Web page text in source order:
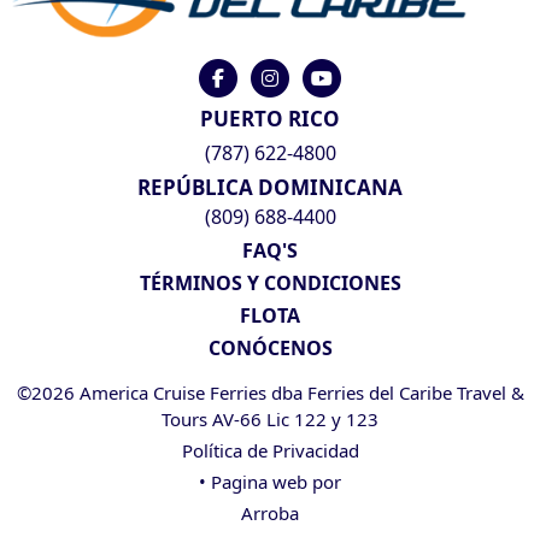
PUERTO RICO
(787) 622-4800
REPÚBLICA DOMINICANA
(809) 688-4400
FAQ'S
TÉRMINOS Y CONDICIONES
FLOTA
CONÓCENOS
©2026 America Cruise Ferries dba Ferries del Caribe Travel &
Tours AV-66 Lic 122 y 123
Política de Privacidad
• Pagina web por
Arroba